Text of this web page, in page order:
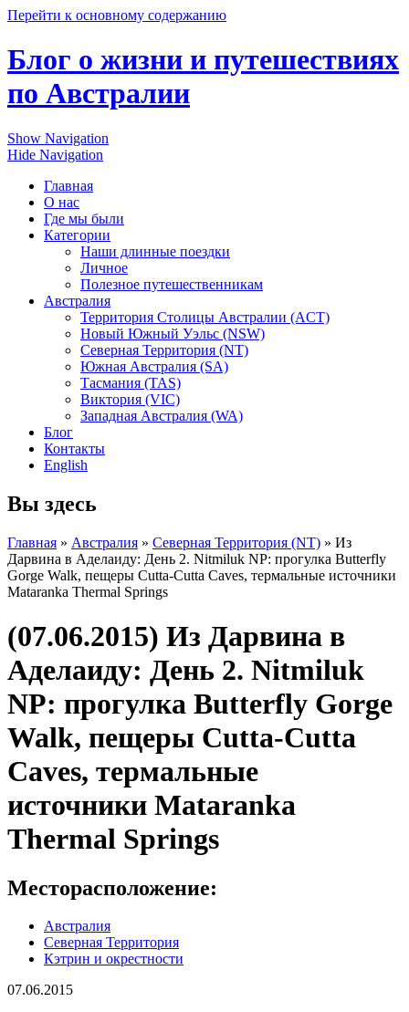
Перейти к основному содержанию
Блог о жизни и путешествиях
по Австралии
Show Navigation
Hide Navigation
Главная
О нас
Где мы были
Категории
Наши длинные поездки
Личное
Полезное путешественникам
Австралия
Территория Столицы Австралии (ACT)
Новый Южный Уэльс (NSW)
Северная Территория (NT)
Южная Австралия (SA)
Тасмания (TAS)
Виктория (VIC)
Западная Австралия (WA)
Блог
Контакты
English
Вы здесь
Главная » Австралия » Северная Территория (NT) » Из
Дарвина в Аделаиду: День 2. Nitmiluk NP: прогулка Butterfly
Gorge Walk, пещеры Cutta-Cutta Caves, термальные источники
Mataranka Thermal Springs
(07.06.2015) Из Дарвина в
Аделаиду: День 2. Nitmiluk
NP: прогулка Butterfly Gorge
Walk, пещеры Cutta-Cutta
Caves, термальные
источники Mataranka
Thermal Springs
Месторасположение:
Австралия
Северная Территория
Кэтрин и окрестности
07.06.2015